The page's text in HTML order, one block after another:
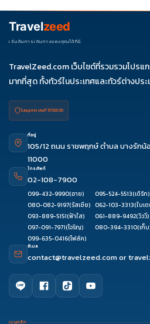
พ.ย. 69
01-05
03-
04-
10-14
24-28
25-29
26-
30
Travelzeed
เริ่มต้นการเดินทางของคุณได้ที่นี่
TravelZeed.com เว็บไซต์ที่รวมรวมโปร
มากที่สุด ทั้งทัวร์ในประเทศและทัวร์ต่างประ
ใบอนุญาต เลขที่ 11/08038
ที่อยู่
105/12 ถนน ราชพฤกษ์ ตำบล บางรัก
11000
โทรศัพท์
02-108-7900
099-432-9990(อาย) 095-524-5513(เติร์ก)
080-082-9197(รัสเซีย) 062-103-3313(ใบเ
093-889-5151(ฟ้าใส) 061-889-9492(วิววี่)
097-091-7971(โจริญ) 080-394-3310(เก็
099-635-0416(โฟล์ค)
อีเมล
contact@travelzeed.comor
เมนูหลัก